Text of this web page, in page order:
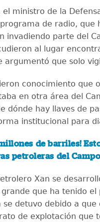
el ministro de la
de radio, que
invadiendo parte del
al lugar
argumentó que solo
conocimiento que
en otra área del
dónde hay llaves de
institucional para
de barriles!
petroleras del
Xan se
que ha tenido el
detuvo debido a que
de explotación que